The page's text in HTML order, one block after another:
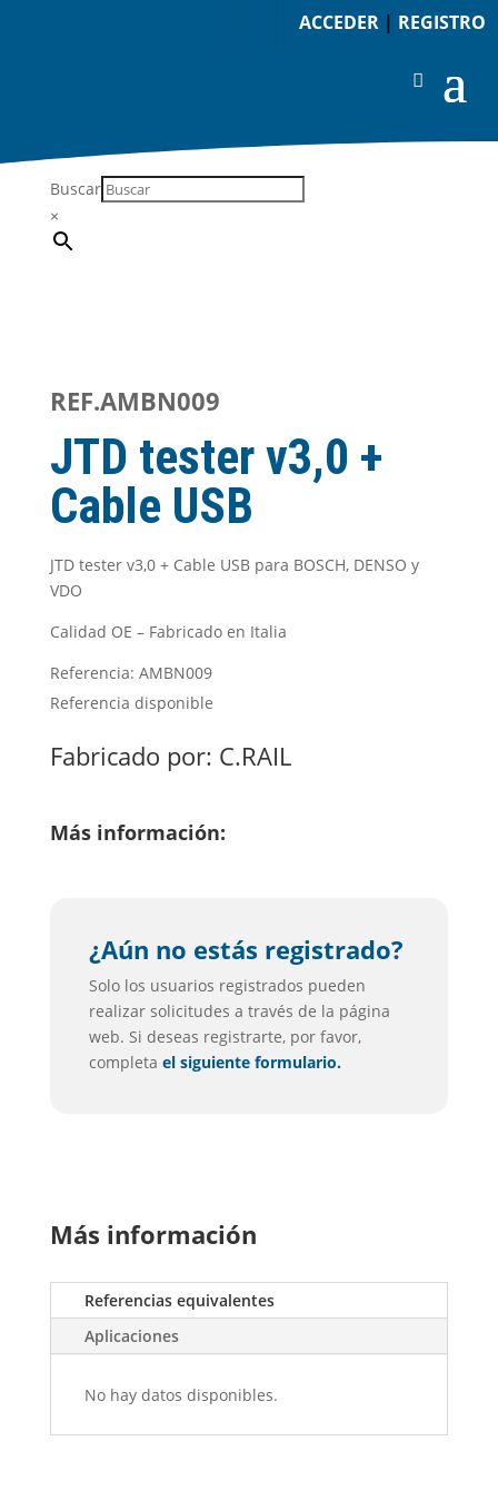
ACCEDER| REGISTRO
Buscar
×
REF.AMBN009
JTD tester v3,0 +
Cable USB
JTD tester v3,0 + Cable USB para BOSCH, DENSO y
VDO
Calidad OE – Fabricado en Italia
Referencia: AMBN009
Referencia disponible
Fabricado por: C.RAIL
Más información:
¿Aún no estás registrado?
Solo los usuarios registrados pueden
realizar solicitudes a través de la página
web. Si deseas registrarte, por favor,
completa el siguiente formulario.
Más información
Referencias equivalentes
Aplicaciones
No hay datos disponibles.